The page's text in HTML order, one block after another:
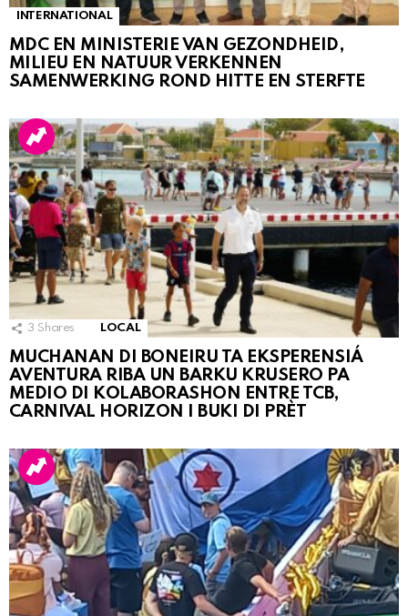
INTERNATIONAL
MDC EN MINISTERIE VAN GEZONDHEID,
MILIEU EN NATUUR VERKENNEN
SAMENWERKING ROND HITTE EN STERFTE
3 Shares LOCAL
MUCHANAN DI BONEIRU TA EKSPERENSIÁ
AVENTURA RIBA UN BARKU KRUSERO PA
MEDIO DI KOLABORASHON ENTRE TCB,
CARNIVAL HORIZON I BUKI DI PRÈT